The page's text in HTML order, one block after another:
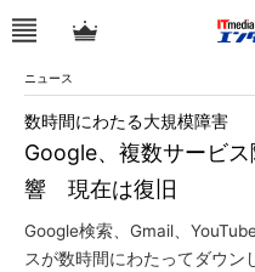
ニュース
Google、複数サービ
響 現在は復旧
数時間にわたる大規模障害
Google検索、Gmail、
スが数時間にわたってダウン